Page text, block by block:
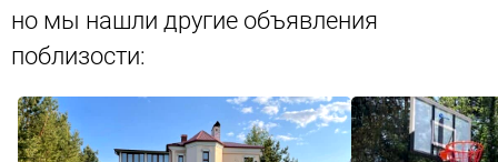
но мы нашли другие объявления
поблизости: